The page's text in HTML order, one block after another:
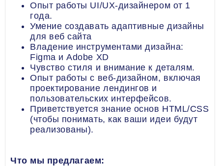
Опыт работы UI/UX-дизайнером от 1
года.
Умение создавать адаптивные дизайны
для веб сайта
Владение инструментами дизайна:
Figma и Adobe XD
Чувство стиля и внимание к деталям.
Опыт работы с веб-дизайном, включая
проектирование лендингов и
пользовательских интерфейсов.
Приветствуется знание основ HTML/CSS
(чтобы понимать, как ваши идеи будут
реализованы).
Что мы предлагаем: